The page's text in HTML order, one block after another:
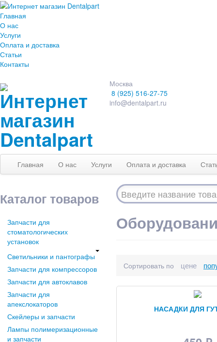
Главная
О нас
Услуги
Оплата и доставка
Статьи
Контакты
Москва
8 (925) 516-27-75
info@dentalpart.ru
Главная О нас Услуги Оплата и доставка
Каталог товаров
Запчасти для
стоматологических
установок
Светильники и пантографы
Запчасти для компрессоров
Запчасти для автоклавов
Запчасти для
апекслокаторов
Скейлеры и запчасти
Лампы полимеризационные
и запчасти
Сортировать по цене
НАСАДКИ ДЛЯ